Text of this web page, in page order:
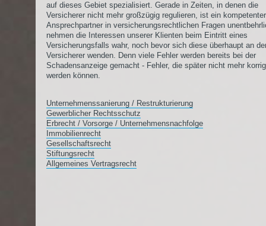
auf dieses Gebiet spezialisiert. Gerade in Zeiten, in denen die
Versicherer nicht mehr großzügig regulieren, ist ein kompetenter
Ansprechpartner in versicherungsrechtlichen Fragen
nehmen die Interessen unserer Klienten beim Eintritt eines
Versicherungsfalls wahr, noch bevor sich diese überhaupt an
Versicherer wenden. Denn viele Fehler werden bereits bei der
Schadensanzeige gemacht - Fehler, die später nicht mehr
werden können.
Unternehmenssanierung / Restrukturierung
Gewerblicher Rechtsschutz
Erbrecht / Vorsorge / Unternehmensnachfolge
Immobilienrecht
Gesellschaftsrecht
Stiftungsrecht
Allgemeines Vertragsrecht